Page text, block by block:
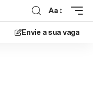
Aa
Envie a sua vaga